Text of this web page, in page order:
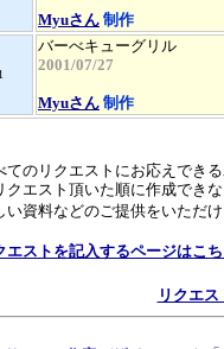
Myuさん 制作
バーべキューグリル
2001/07/27
Myuさん 制作
てのリクエストにお応えでき
クエスト頂いた順に作成でき
い資料などのご提供をいただけ
エストを記入するページはこ
リクエ